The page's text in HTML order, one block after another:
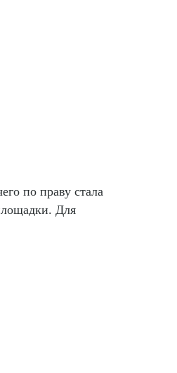
по праву стала
Для